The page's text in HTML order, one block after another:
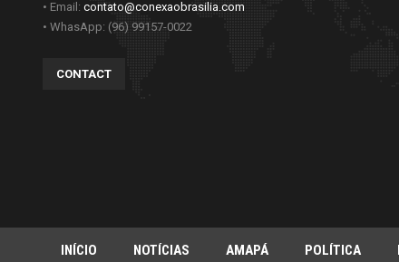
• Email: contato@conexaobrasilia.com
• WhasApp: (96) 99157-0022
CONTACT
INÍCIO NOTÍCIAS AMAPÁ POLÍTICA